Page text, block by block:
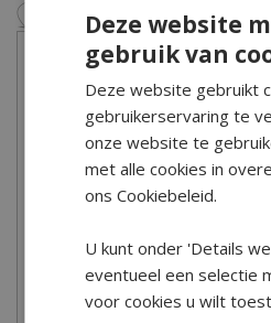
Mini Quadrobandpalissade
Deze website
gebruik van
Deze website gebruikt
gebruikerservaring te
onze website te
met alle cookies in
ons Cookiebeleid.
U kunt onder 'Details
eventueel een selectie
voor cookies u wilt